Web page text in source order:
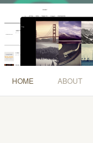
HOME ABOUT